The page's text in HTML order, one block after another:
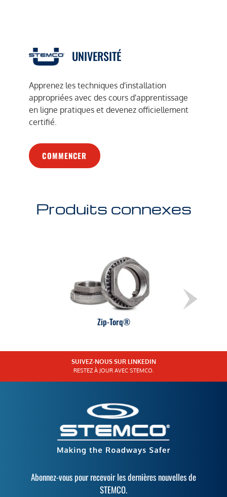
UNIVERSITÉ
Apprenez les techniques d'installation
appropriées avec des cours d'apprentissage
en ligne pratiques et devenez officiellement
certifié.
COMMENCER
Produits connexes
Zip-Torq®
SUIVEZ-NOUS SUR LINKEDIN
RESTEZ À JOUR AVEC STEMCO.
Abonnez-vous pour recevoir les dernières nouvelles de
STEMCO.